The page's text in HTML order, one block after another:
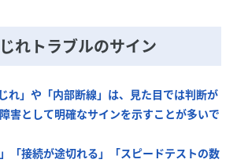
れトラブルのサイン
れ」や「内部断線」は、見た目では判断が
害として明確なサインを示すことが多いで
「接続が途切れる」「スピードテストの数